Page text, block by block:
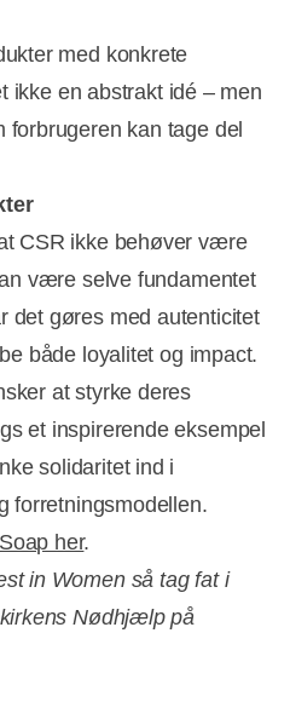
med konkrete
ikke en abstrakt idé – men
forbrugeren kan tage del
CSR ikke behøver være
være selve fundamentet
det gøres med autenticitet
både loyalitet og impact.
at styrke deres
et inspirerende eksempel
solidaritet ind i
forretningsmodellen.
her.
in Women så tag fat i
Nødhjælp på